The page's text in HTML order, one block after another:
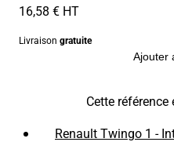
16,58 € HT
Livraison gratuite
Ajouter
Cette
Renault Twingo 1 -